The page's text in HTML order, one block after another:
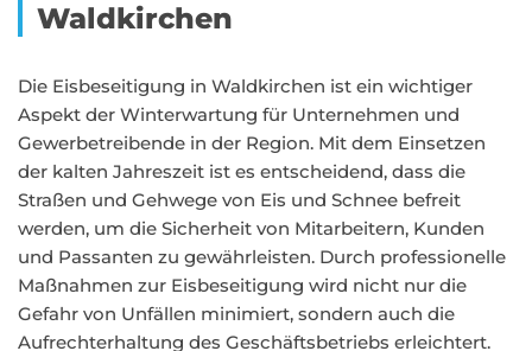
Waldkirchen
Die Eisbeseitigung in Waldkirchen ist ein wichtiger
Aspekt der Winterwartung für Unternehmen und
Gewerbetreibende in der Region. Mit dem Einsetzen
der kalten Jahreszeit ist es entscheidend, dass die
Straßen und Gehwege von Eis und Schnee befreit
werden, um die Sicherheit von Mitarbeitern, Kunden
und Passanten zu gewährleisten. Durch professionelle
Maßnahmen zur Eisbeseitigung wird nicht nur die
Gefahr von Unfällen minimiert, sondern auch die
Aufrechterhaltung des Geschäftsbetriebs erleichtert.